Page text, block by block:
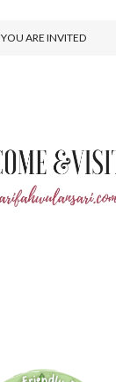
YOU ARE INVITED